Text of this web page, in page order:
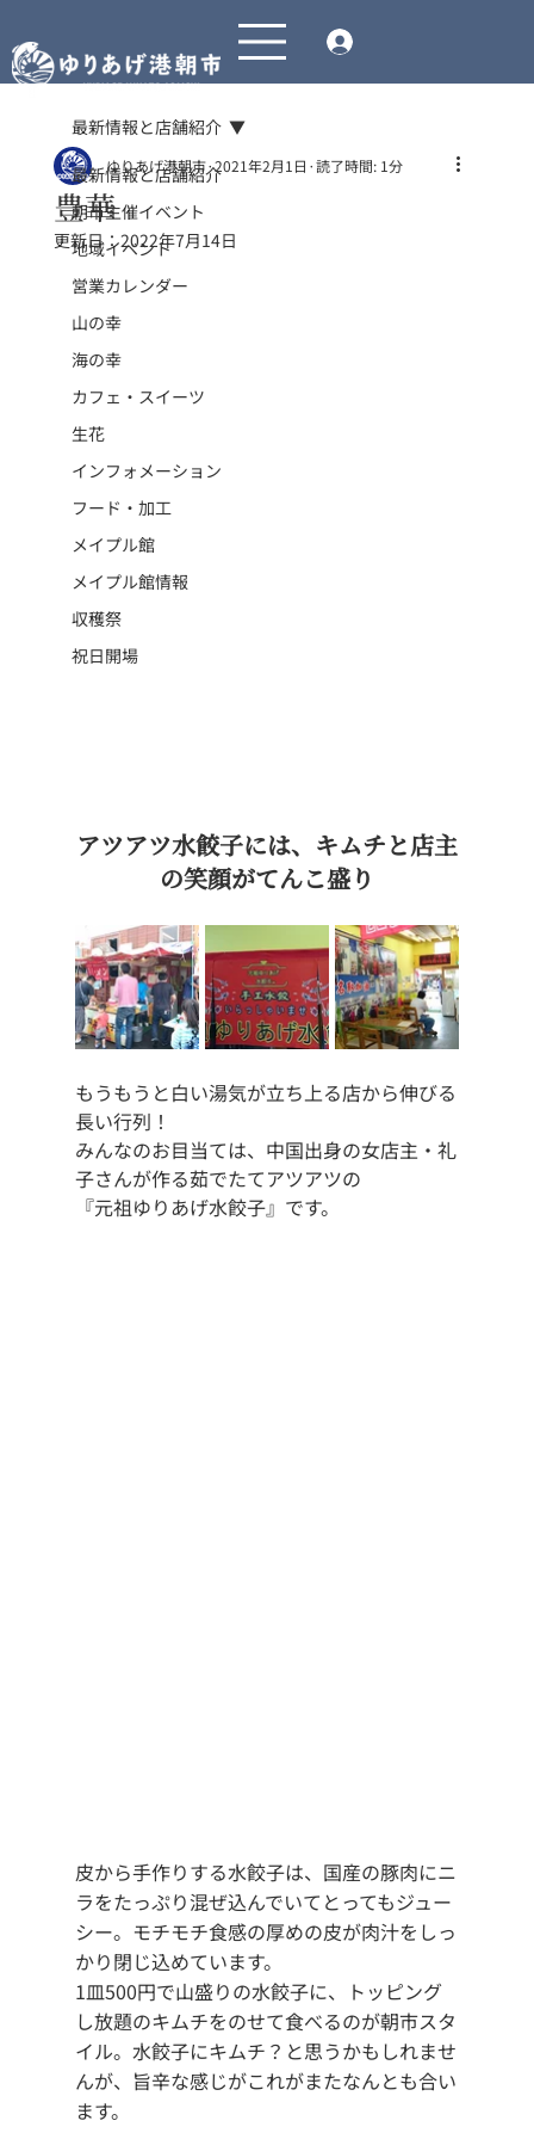
最新情報と店舗紹介
朝市主催イベント
地域イベント
営業カレンダー
山の幸
海の幸
カフェ・スイーツ
生花
インフォメーション
フード・加工
メイプル館
メイプル館情報
収穫祭
祝日開場
最新情報と店舗紹介
豊華
ゆりあげ港朝市 2021年2月1日 読了時間: 1分
更新日：2022年7月14日
アツアツ水餃子には、キムチと店主
の笑顔がてんこ盛り
もうもうと白い湯気が立ち上る店から伸びる
長い行列！
みんなのお目当ては、中国出身の女店主・礼
子さんが作る茹でたてアツアツの
『元祖ゆりあげ水餃子』です。
皮から手作りする水餃子は、国産の豚肉にニ
ラをたっぷり混ぜ込んでいてとってもジュー
シー。モチモチ食感の厚めの皮が肉汁をしっ
かり閉じ込めています。
1皿500円で山盛りの水餃子に、トッピング
し放題のキムチをのせて食べるのが朝市スタ
イル。水餃子にキムチ？と思うかもしれませ
んが、旨辛な感じがこれがまたなんとも合い
ます。